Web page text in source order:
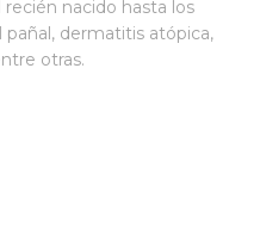
nacido hasta los
dermatitis atópica,
otras.